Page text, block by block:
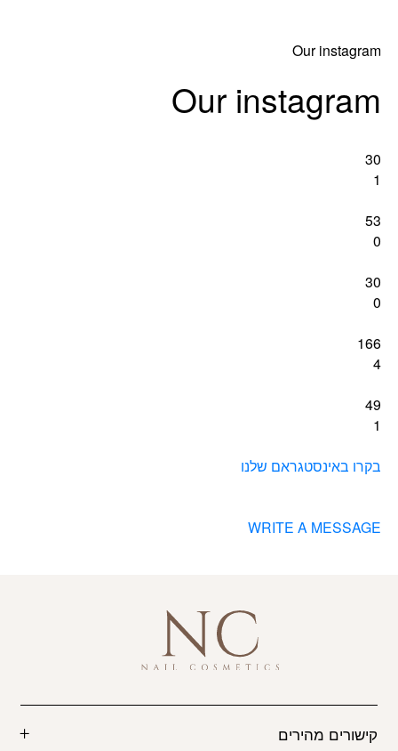
Our instagram
Our instagram
30
1
53
0
30
0
166
4
49
1
בקרו באינסטגראם שלנו
WRITE A MESSAGE
קישורים מהירים